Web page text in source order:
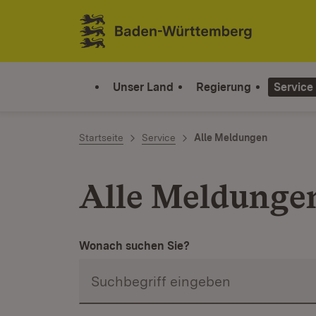
Zum Inhalt springen
Link zur Startseite
Unser Land Regierung Service
Startseite Service Alle Meldungen
Alle
Wonach suchen Sie?